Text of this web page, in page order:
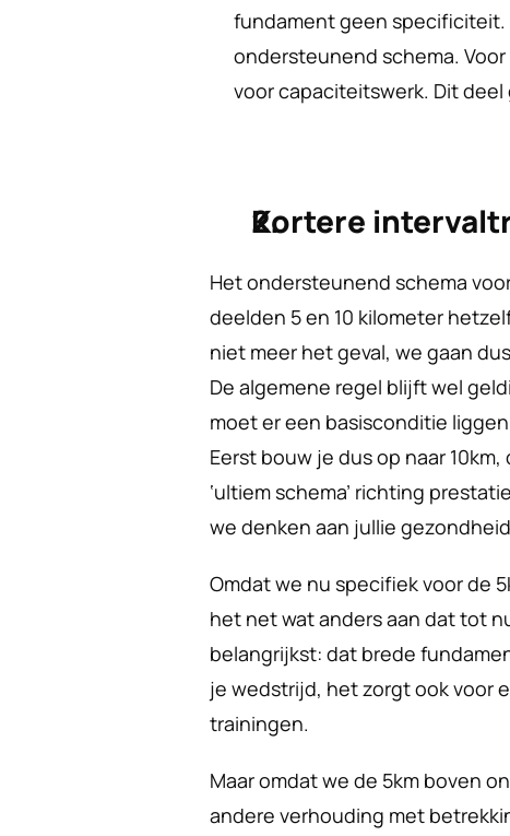
fundament geen
ondersteunend schema.
voor capaciteitswerk. Dit
Kortere
Het ondersteunend schema
deelden 5 en 10 kilometer
niet meer het geval, we gaan
De algemene regel blijft wel
moet er een basisconditie
Eerst bouw je dus op naar
‘ultiem schema’ richting
we denken aan jullie
Omdat we nu specifiek voor de
het net wat anders aan dat tot
belangrijkst: dat brede
je wedstrijd, het zorgt ook voor
trainingen.
Maar omdat we de 5km boven
andere verhouding met